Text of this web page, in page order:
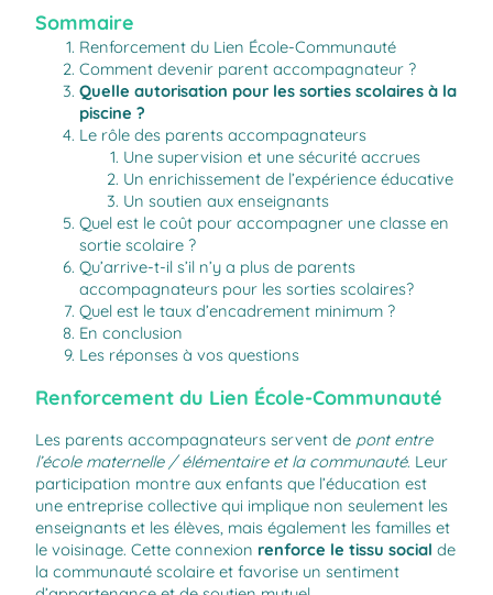
Sommaire
Renforcement du Lien École-Communauté
Comment devenir parent accompagnateur ?
Quelle autorisation pour les sorties scolaires à la
piscine ?
Le rôle des parents accompagnateurs
Une supervision et une sécurité accrues
Un enrichissement de l’expérience éducative
Un soutien aux enseignants
Quel est le coût pour accompagner une classe en
sortie scolaire ?
Qu’arrive-t-il s’il n’y a plus de parents
accompagnateurs pour les sorties scolaires?
Quel est le taux d’encadrement minimum ?
En conclusion
Les réponses à vos questions
Renforcement du Lien École-Communauté
Les parents accompagnateurs servent de pont entre
l’école maternelle / élémentaire et la communauté. Leur
participation montre aux enfants que l’éducation est
une entreprise collective qui implique non seulement les
enseignants et les élèves, mais également les familles et
le voisinage. Cette connexion renforce le tissu social de
la communauté scolaire et favorise un sentiment